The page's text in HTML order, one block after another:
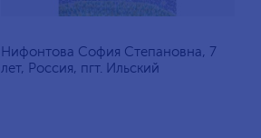
Нифонтова София Степановна, 7
лет, Россия, пгт. Ильский